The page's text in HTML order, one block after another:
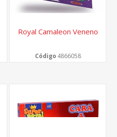
Royal Camaleon Veneno
Código 4866058